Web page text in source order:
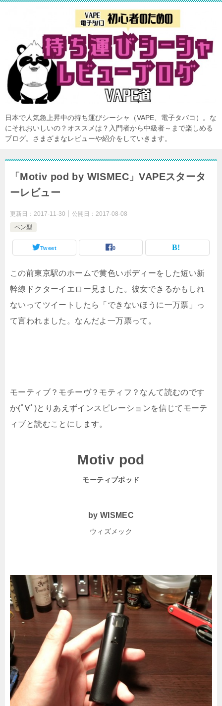
日本で人気急上昇中の持ち運びシーシャ（VAPE、電子タバコ）。な
にそれおいしいの？オススメは？入門者から中級者～まで楽しめる
ブログ。さまざまなレビューや紹介をしていきます。
「Motiv pod by WISMEC」VAPEスタータ
ーレビュー
更新日： 2017-11-30 公開日： 2017-08-08
ペン型
Tweet 0
この前東京駅のホームで黄色いボディーをした短い新
幹線ドクターイエロー見ました。彼女できるかもしれ
ないってツイートしたら「できないほうに一万票」っ
て言われました。なんだよ一万票って。
モーティブ？モチーヴ？モティフ？なんて読むのです
か(ﾟ∀ﾟ)とりあえずインスピレーションを信じてモーテ
ィブと読むことにします。
Motiv pod
モーティブポッド
by WISMEC
ウィズメック